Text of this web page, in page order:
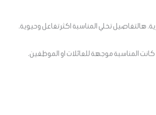
هالتفاصيل تخلي المناسبة اكثر تفاعل وحيوية.
المناسبة موجهة للعائلات او الموظفين.